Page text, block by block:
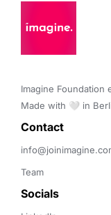
Imagine Foundation
Made with 🤍 in
Contact
Team
Socials